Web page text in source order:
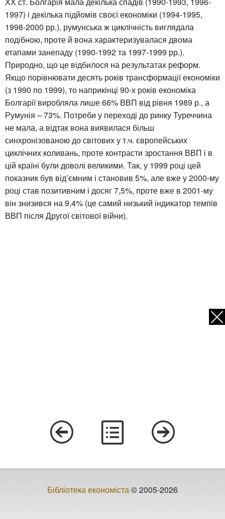
1997) і декілька підйомів своєї економіки (1994-1995,
1998-2000 рр.), румунська ж циклічність виглядала
подібною, проте й вона характеризувалася двома
етапами занепаду (1990-1992 та 1997-1999 рр.).
Природно, що це відбилося на результатах реформ.
Якщо порівнювати десять років трансформації економіки
(з 1990 по 1999), то наприкінці 90-х років економіка
Болгарії виробляла лише 66% ВВП від рівня 1989 р., а
Румунія – 73%. Потреби у переході до ринку Туреччина
не мала, а відтак вона виявилася більш
синхронізованою до світових у т.ч. європейських
циклічних коливань, проте контрасти зростання ВВП і в
цій країні були доволі великими. Так, у 1999 році цей
показник був від’ємним і становив 5%, але вже у 2000-му
році став позитивним і досяг 7,5%, проте вже в 2001-му
він знизився на 9,4% (це самий низький індикатор темпів
ВВП після Другої світової війни).
Бібліотека економіста© 2005-2026